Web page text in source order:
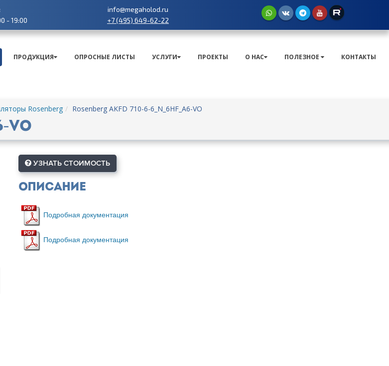
- 19:00
info@megaholod.ru
+7 (495) 649-62-22
ПРОДУКЦИЯ ОПРОСНЫЕ ЛИСТЫ УСЛУГИ ПРОЕКТЫ О НАС ПОЛЕЗНОЕ КОНТАКТЫ
Rosenberg Rosenberg AKFD 710-6-6_N_6HF_A6-VO
VO
УЗНАТЬ СТОИМОСТЬ
Описание
Подробная документация
Подробная документация